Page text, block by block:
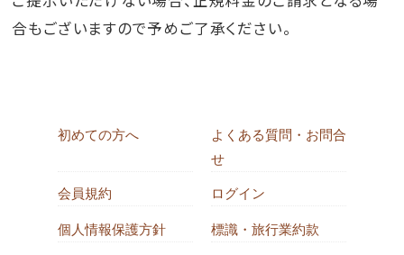
合もございますので予めご了承ください。
初めての方へ
よくある質問・お問合
せ
会員規約 ログイン
個人情報保護方針 標識・旅行業約款